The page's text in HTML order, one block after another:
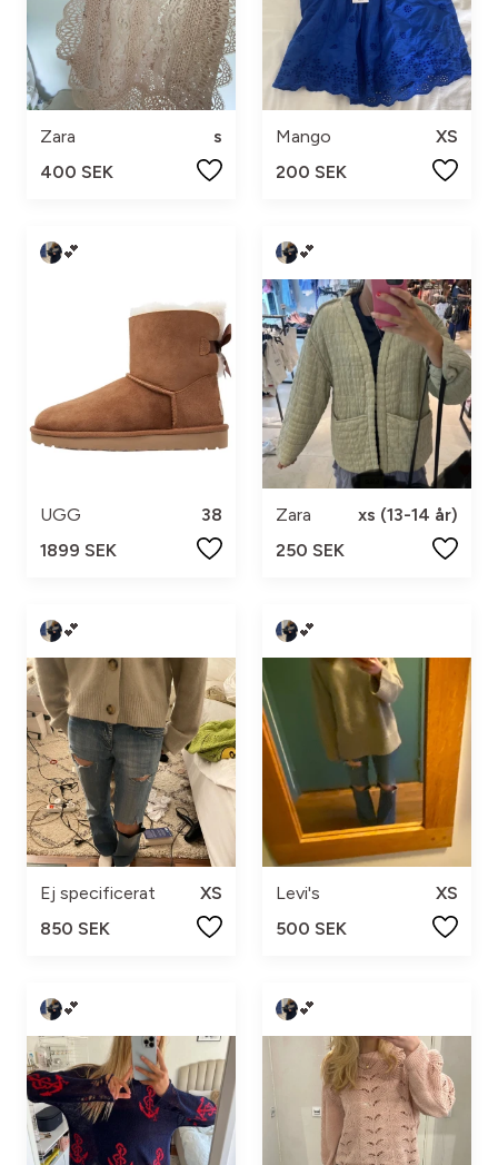
Zara
s
400 SEK
Mango
XS
200 SEK
💕
UGG
38
1899 SEK
💕
Zara
xs (13-14 år)
250 SEK
💕
Ej specificerat
XS
850 SEK
💕
Levi's
XS
500 SEK
💕 💕